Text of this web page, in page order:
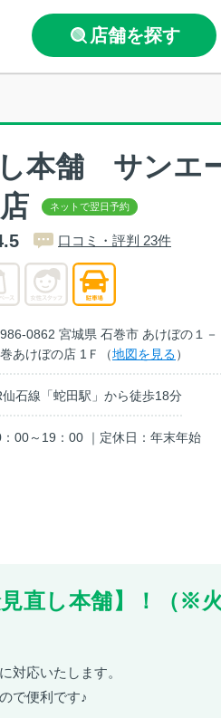
店舗を探す
本舗 サンエ
口コミ・評判 23件
0862 宮城県 石巻市 あけぼの１
あけぼの店 1Ｆ（地図を見る）
仙石線「蛇田駅」から徒歩18分
：00～19：00 ｜定休日：年末年始
直し本舗】！（※火
対応いたします。
で便利です♪